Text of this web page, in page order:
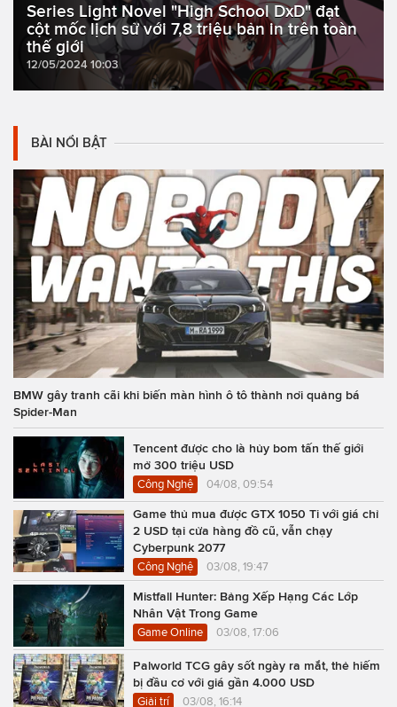
Series Light Novel "High School DxD" đạt
cột mốc lịch sử với 7,8 triệu bản in trên toàn
thế giới
12/05/2024 10:03
BÀI NỔI BẬT
BMW gây tranh cãi khi biến màn hình ô tô thành nơi quảng bá
Spider-Man
Tencent được cho là hủy bom tấn thế giới
mở 300 triệu USD
Công Nghệ 04/08, 09:54
Game thủ mua được GTX 1050 Ti với giá chỉ
2 USD tại cửa hàng đồ cũ, vẫn chạy
Cyberpunk 2077
Công Nghệ 03/08, 19:47
Mistfall Hunter: Bảng Xếp Hạng Các Lớp
Nhân Vật Trong Game
Game Online 03/08, 17:06
Palworld TCG gây sốt ngày ra mắt, thẻ hiếm
bị đầu cơ với giá gần 4.000 USD
Giải trí 03/08, 16:14